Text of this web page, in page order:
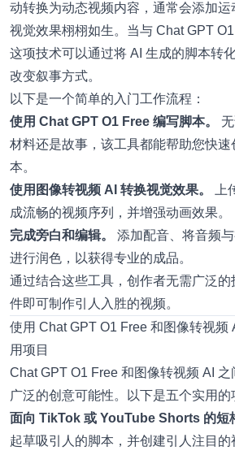
动转换为动态视频内容，通常会添加
视觉效果栩栩如生。当与 Chat GPT
这项技术可以通过将 AI 生成的脚本转
改变叙事方式。
以下是一个简单的入门工作流程：
使用 Chat GPT O1 Free 编写脚本。
材料还是故事，该工具都能帮助您快速
本。
使用图像转视频 AI 转换视觉效果。
上
成流畅的视频序列，并增强动画效果。
完成旁白和编辑。
添加配音、将音频
进行润色，以获得专业的成品。
通过结合这些工具，创作者无需广泛
件即可制作引人入胜的视频。
使用 Chat GPT O1 Free 和图像转视频
用项目
Chat GPT O1 Free 和图像转视频 AI
广泛的创意可能性。以下是五个实用的
面向 TikTok 或 YouTube Shorts 的短
起草吸引人的脚本，并创建引人注目